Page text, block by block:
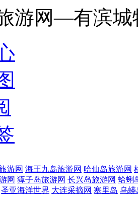
游网—有滨城
游网 海王九岛旅游网 哈仙岛旅游网
网 獐子岛旅游网 长兴岛旅游网 蛤蜊
圣亚海洋世界 大连采摘网 塞里岛 乌蟒